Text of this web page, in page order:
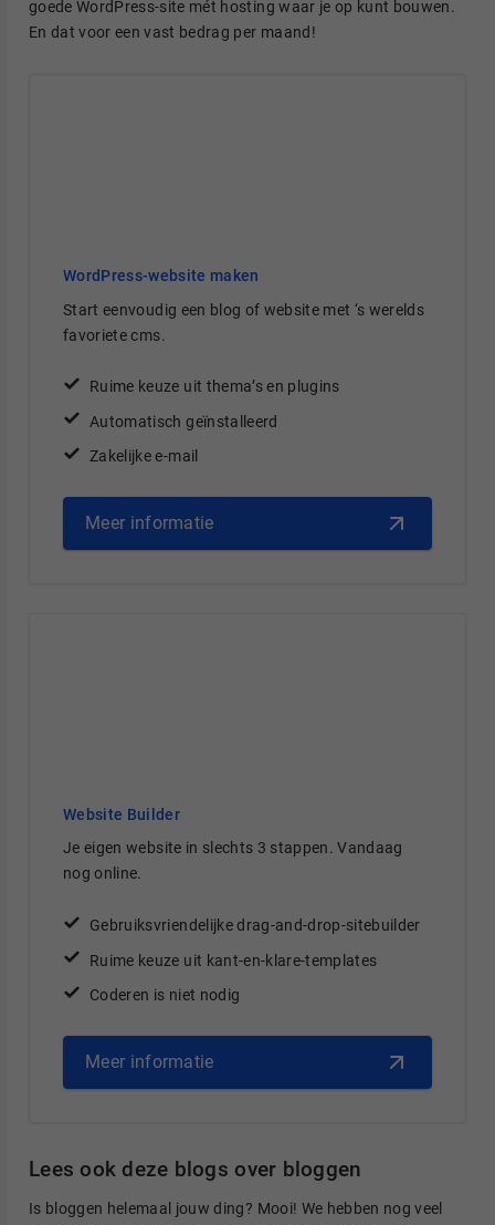
goede WordPress-site mét hosting waar je op kunt bouwen.
En dat voor een vast bedrag per maand!
WordPress-website maken
Start eenvoudig een blog of website met ‘s werelds
favoriete cms.
Ruime keuze uit thema’s en plugins
Automatisch geïnstalleerd
Zakelijke e-mail
Meer informatie
Website Builder
Je eigen website in slechts 3 stappen. Vandaag
nog online.
Gebruiksvriendelijke drag-and-drop-sitebuilder
Ruime keuze uit kant-en-klare-templates
Coderen is niet nodig
Meer informatie
Lees ook deze blogs over bloggen
Is bloggen helemaal jouw ding? Mooi! We hebben nog veel